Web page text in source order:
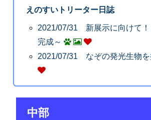
えのすいトリーター日誌
2021/07/31 新展示に向けて！
完成～
2021/07/31 なぞの発光生物を
中部